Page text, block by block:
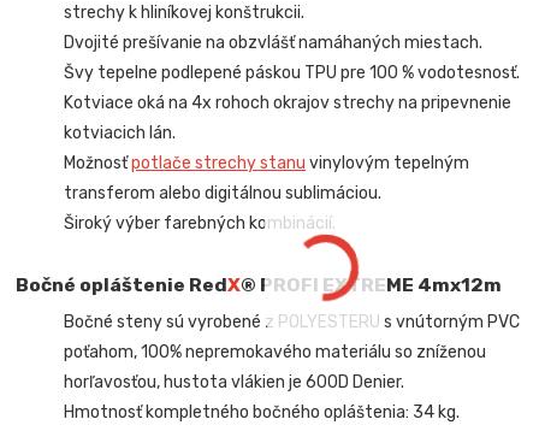
strechy k hliníkovej konštrukcii.
Dvojité prešívanie na obzvlášť namáhaných miestach.
Švy tepelne podlepené páskou TPU pre 100 % vodotesnosť.
Kotviace oká na 4x rohoch okrajov strechy na pripevnenie
kotviacich lán.
Možnosťpotlače strechy stanu vinylovým tepelným
transferom alebo digitálnou sublimáciou.
Široký výber farebných kombinácií.
Bočné opláštenie RedX® PROFI EXTREME 4mx12m
Bočné steny sú vyrobené z POLYESTERU s vnútorným PVC
poťahom, 100% nepremokavého materiálu so zníženou
horľavosťou, hustota vlákien je 600D Denier.
Hmotnosť kompletného bočného opláštenia: 34 kg.